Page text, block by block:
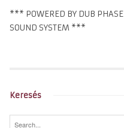
*** POWERED BY DUB PHASE
SOUND SYSTEM ***
Keresés